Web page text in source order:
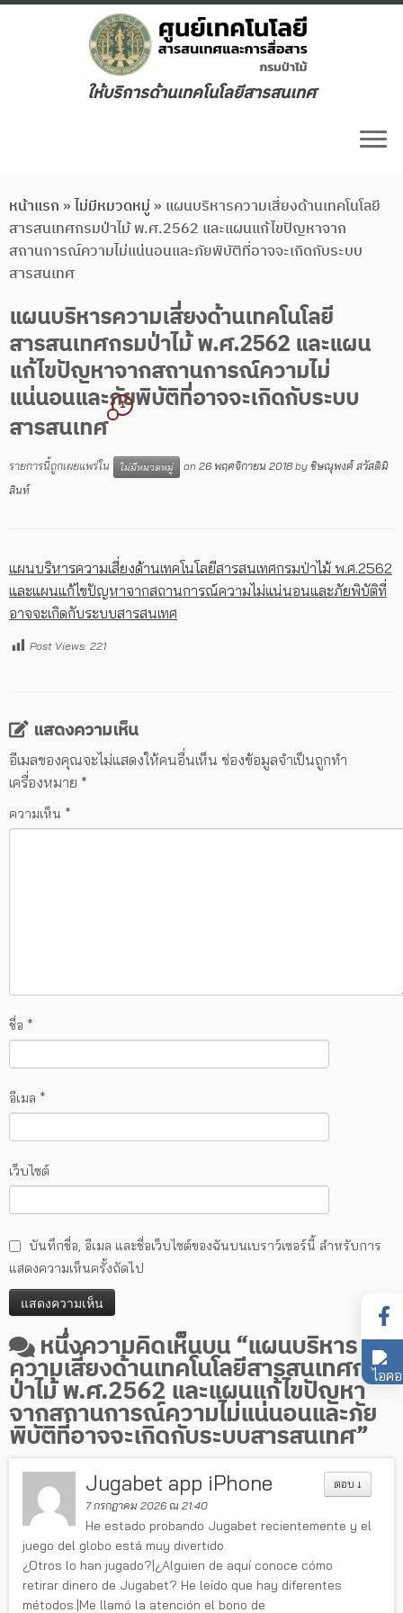
ให้บริการด้านเทคโนโลยีสารสนเทศ
หน้าแรก »ไม่มีหมวดหมู่ » แผนบริหารความเสี่ยงด้านเทคโนโลยี
สารสนเทศกรมป่าไม้ พ.ศ.2562 และแผนแก้ไขปัญหาจาก
สถานการณ์ความไม่แน่นอนและภัยพิบัติที่อาจจะเกิดกับระบบ
สารสนเทศ
แผนบริหารความเสี่ยงด้านเทคโนโลยี
สารสนเทศกรมป่าไม้ พ.ศ.2562 และแผน
แก้ไขปัญหาจากสถานการณ์ความไม่
แน่นอนและภัยพิบัติที่อาจจะเกิดกับระบบ
สารสนเทศ
1
รายการนี้ถูกเผยแพร่ใน ไม่มีหมวดหมู่ on 26 พฤศจิกายน 2018 by ชิษณุพงศ์ สวัสดิมิ
ลินท์
แผนบริหารความเสี่ยงด้านเทคโนโลยีสารสนเทศกรมป่าไม้ พ.ศ.2562
และแผนแก้ไขปัญหาจากสถานการณ์ความไม่แน่นอนและภัยพิบัติที่
อาจจะเกิดกับระบบสารสนเทศ
Post Views: 221
แสดงความเห็น
อีเมลของคุณจะไม่แสดงให้คนอื่นเห็น ช่องข้อมูลจำเป็นถูกทำ
เครื่องหมาย *
ความเห็น *
ชื่อ *
อีเมล *
เว็บไซต์
บันทึกชื่อ, อีเมล และชื่อเว็บไซต์ของฉันบนเบราว์เซอร์นี้ สำหรับการ
แสดงความเห็นครั้งถัดไป
หนึ่งความคิดเห็นบน “แผนบริหาร
ความเสี่ยงด้านเทคโนโลยีสารสนเทศกรม
ป่าไม้ พ.ศ.2562 และแผนแก้ไขปัญหา
จากสถานการณ์ความไม่แน่นอนและภัย
พิบัติที่อาจจะเกิดกับระบบสารสนเทศ”
ตอบ ↓
Jugabet app iPhone
7 กรกฎาคม 2026 ณ 21:40
He estado probando Jugabet recientemente y el
juego del globo está muy divertido.
¿Otros lo han jugado?|¿Alguien de aquí conoce cómo
retirar dinero de Jugabet? He leído que hay diferentes
métodos.|Me llamó la atención el bono de